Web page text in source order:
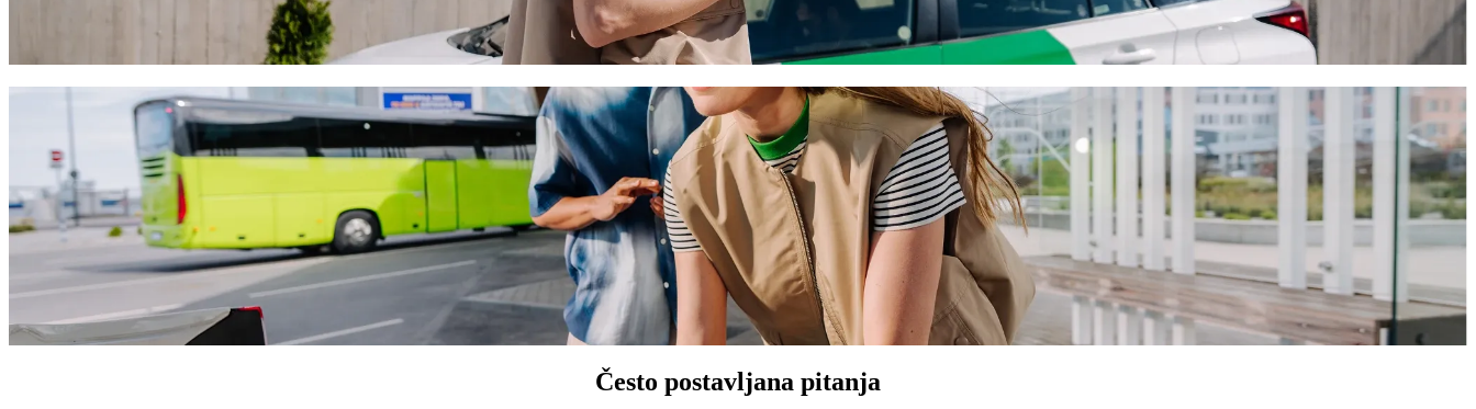
Preporučujemo da odabereš Bolt vožnju na zahtjev ako tražiš najbolju cijenu za dolazak do Lush Beach Bar. Korištenjem Bolta, ovo putovanje će trajati oko 14 min i koštati otprilike 22,20 € EUR. Bez obzira na
priliku, pronaći ćemo savršeno vozilo za tebe.
Bolt usluge za dolazak od Sveltos Hotel do Lush Beach Bar
Puno prtljage? Rezerviraj naše XL kombije za do 6 osoba.
Želiš stići u stilu? Isprobaj Boltove premium automobile.
Putuješ s djecom? Naruči vožnju prilagođenu djeci s pomoćnom sjedalicom.
Tvoj ljubimac ide s tobom? Isprobaj naše vožnje prilagođene kućnim ljubimcima.
Trebaš dodatnu pomoć? Naša kategorija pomoći nudi vozila pristupačna osobama u invalidskim kolicima.
Povoljne vožnje? Uživaj u kompaktnim automobilima po nižoj cijeni uz Bolt.
Preuzmi aplikaciju Bolt
Često postavljana pitanja